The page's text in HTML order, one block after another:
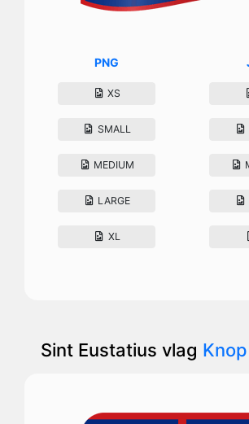
PNG
XS
SMALL
MEDIUM
LARGE
XL
Sint Eustatius vlag